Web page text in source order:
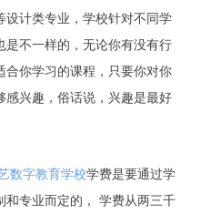
设计类专业，学校针对不同学
是不一样的，无论你有没有行
合你学习的课程，只要你对你
感兴趣，俗话说，兴趣是最好
数字教育学校学费是要通过学
和专业而定的， 学费从两三千